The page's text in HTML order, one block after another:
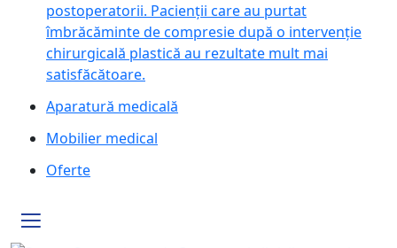
postoperatorii. Pacienții care au purtat
îmbrăcăminte de compresie după o intervenție
chirurgicală plastică au rezultate mult mai
satisfăcătoare.
Aparatură medicală
Mobilier medical
Oferte